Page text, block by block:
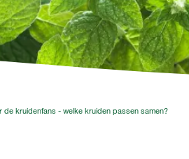
de kruidenfans - welke kruiden passen samen?